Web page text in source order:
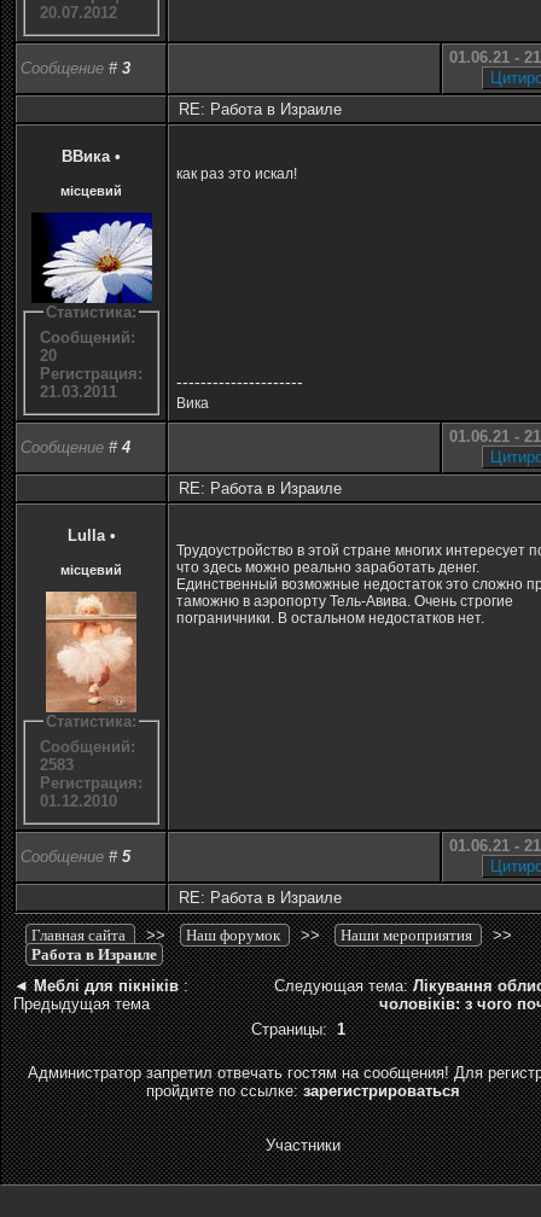
20.07.2012
Сообщение # 3
01.06.21 -
RE: Работа в Израиле
ВВика •
місцевий
Статистика:
Сообщений:
20
Регистрация:
21.03.2011
как раз это искал!
---------------------
Вика
Сообщение # 4
01.06.21 -
RE: Работа в Израиле
Lulla •
місцевий
Статистика:
Сообщений:
2583
Регистрация:
01.12.2010
Трудоустройство в этой стране многих интересует
что здесь можно реально заработать денег.
Единственный возможные недостаток это сложно
таможню в аэропорту Тель-Авива. Очень строгие
пограничники. В остальном недостатков нет.
Сообщение # 5
01.06.21 -
RE: Работа в Израиле
Главная сайта >> Наш форумок >> Наши мероприятия >>
Работа в Израиле
◄Меблі для пікніків:
Предыдущая тема
Следующая тема:Лікування
чоловіків: з чого
Страницы:1
Администратор запретил отвечать гостям на сообщения! Для
пройдите по ссылке:зарегистрироваться
Участники